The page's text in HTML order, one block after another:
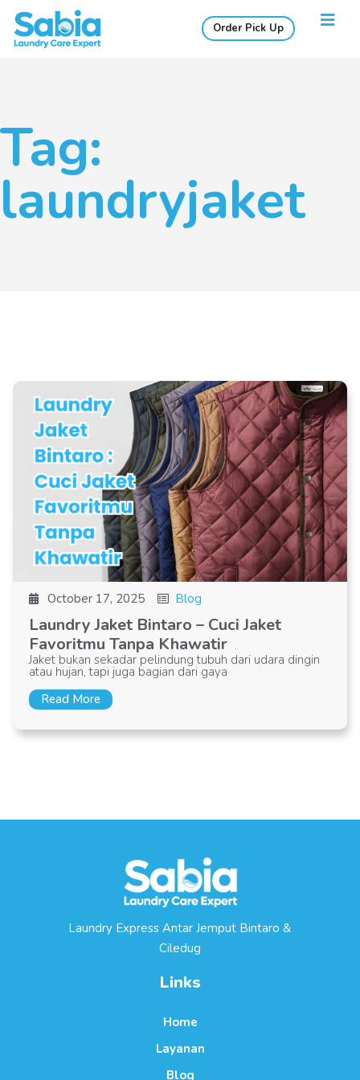
Order Pick Up
Tag:
laundryjaket
October 17, 2025 Blog
Laundry Jaket Bintaro – Cuci Jaket
Favoritmu Tanpa Khawatir
Jaket bukan sekadar pelindung tubuh dari udara dingin
atau hujan, tapi juga bagian dari gaya
Read More
Laundry Express Antar Jemput Bintaro &
Ciledug
Links
Home
Layanan
Blog